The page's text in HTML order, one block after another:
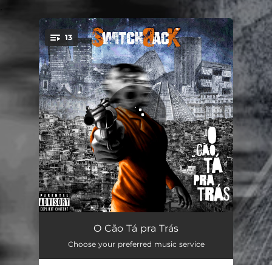
You're all set!
13
O Cão Tá pra Trás
Sob o Jugo (feat. Jão RDP) 03:12
O Cão Tá pra Trás
Choose your preferred music service